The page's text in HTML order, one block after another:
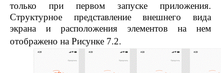
только при первом запуске приложения.
Структурное представление внешнего вида
экрана и расположения элементов на нем
отображено на Рисунке 7.2.